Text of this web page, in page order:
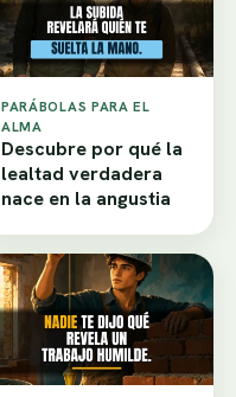
PARÁBOLAS PARA EL
ALMA
Descubre por qué la
lealtad verdadera
nace en la angustia